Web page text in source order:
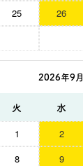
25 26
2026年9月
火 水
1 2
8 9